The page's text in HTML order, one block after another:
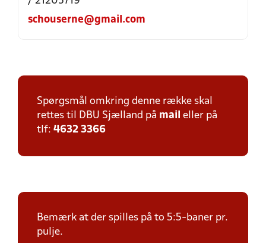
schouserne@gmail.com
Spørgsmål omkring denne række skal
rettes til DBU Sjælland på mail eller på
tlf: 4632 3366
Bemærk at der spilles på to 5:5-baner pr.
pulje.